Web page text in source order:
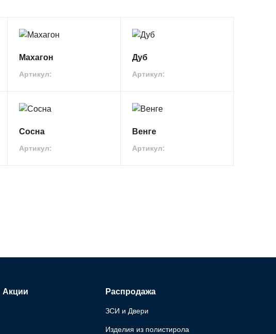
Махагон
Артикул:
Дуб
Артикул:
Сосна
Артикул:
Венге
Артикул:
Акции Распродажа
ЗСИ и Двери
Изделия из полистирола